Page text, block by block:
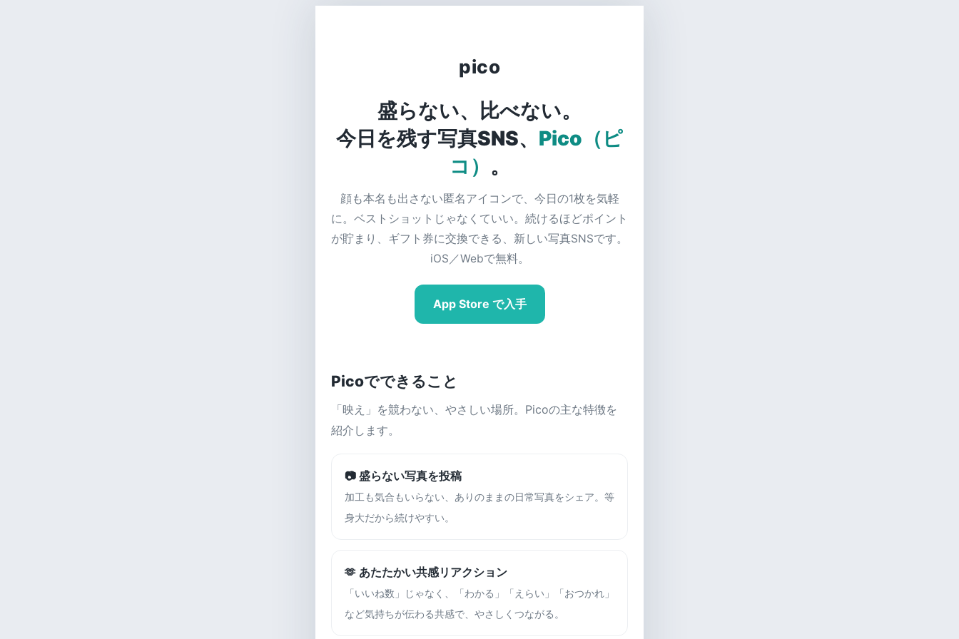
pico
盛らない、比べない。
今日を残す写真SNS、 Pico（ピ
コ） 。
顔も本名も出さない匿名アイコンで、今日の1枚を気軽
に。ベストショットじゃなくていい。続けるほどポイント
が貯まり、ギフト券に交換できる、新しい写真SNSです。
iOS／Webで無料。
App Store で入手
Picoでできること
「映え」を競わない、やさしい場所。Picoの主な特徴を
紹介します。
📷 盛らない写真を投稿
加工も気合もいらない、ありのままの日常写真をシェア。等
身大だから続けやすい。
🫶 あたたかい共感リアクション
「いいね数」じゃなく、「わかる」「えらい」「おつかれ」
など気持ちが伝わる共感で、やさしくつながる。